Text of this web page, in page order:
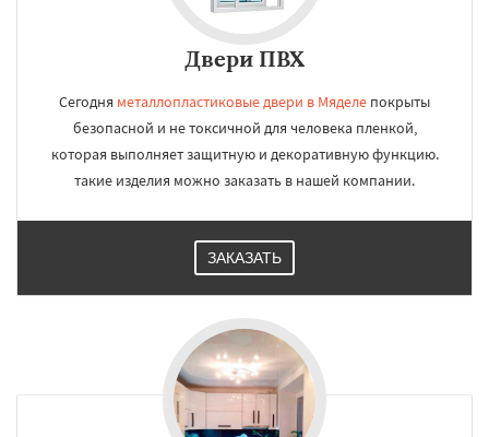
Двери ПВХ
Сегодня металлопластиковые двери в Мяделе покрыты
безопасной и не токсичной для человека пленкой,
которая выполняет защитную и декоративную функцию.
такие изделия можно заказать в нашей компании.
ЗАКАЗАТЬ